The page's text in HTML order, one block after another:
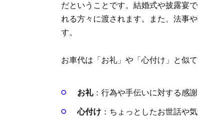
だということです。結婚式や披露宴
れる方々に渡されます。また、法事
す。
お車代は「お礼」や「心付け」と似
お礼：行為や手伝いに対する感謝
心付け ：ちょっとしたお世話や